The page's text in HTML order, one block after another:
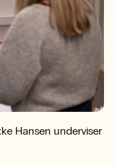
Hansen underviser